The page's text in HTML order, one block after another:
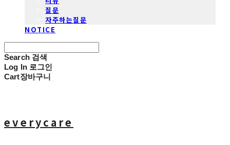
질문
자주하는질문
NOTICE
Search 검색
Log In 로그인
Cart장바구니
everycare